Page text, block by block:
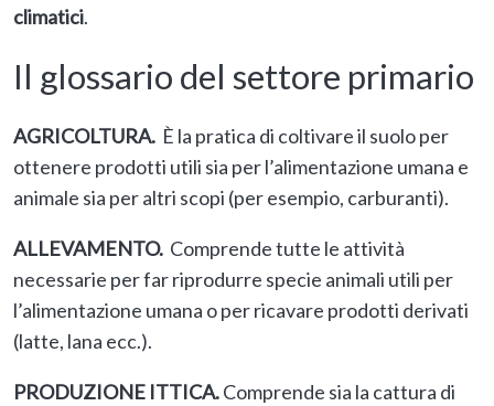
climatici.
Il glossario del settore primario
AGRICOLTURA. È la pratica di coltivare il suolo per
ottenere prodotti utili sia per l’alimentazione umana e
animale sia per altri scopi (per esempio, carburanti).
ALLEVAMENTO. Comprende tutte le attività
necessarie per far riprodurre specie animali utili per
l’alimentazione umana o per ricavare prodotti derivati
(latte, lana ecc.).
PRODUZIONE ITTICA.Comprende sia la cattura di